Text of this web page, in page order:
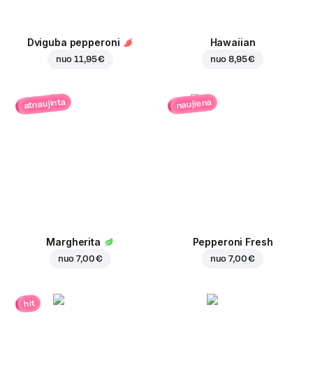
Dviguba pepperoni
nuo11,95 €
Hawaiian
nuo8,95 €
atnaujinta
Margherita
nuo7,00 €
naujiena
Pepperoni Fresh
nuo7,00 €
hit